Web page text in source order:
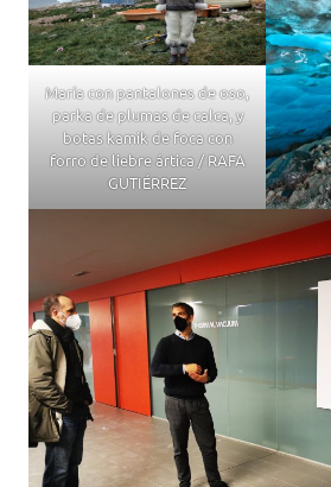
María con pantalones de oso,
parka de plumas de calca, y
botas kamik de foca con
forro de liebre ártica / RAFA
GUTIÉRREZ